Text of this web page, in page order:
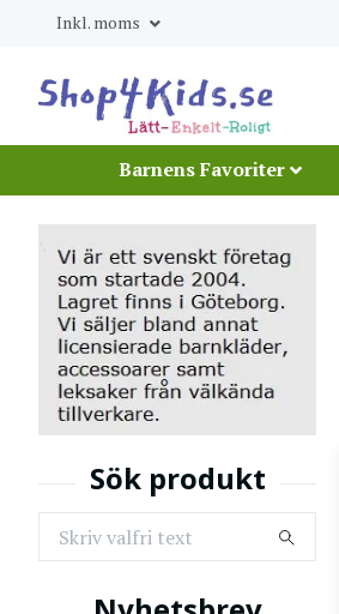
Inkl. moms
Barnens Favoriter